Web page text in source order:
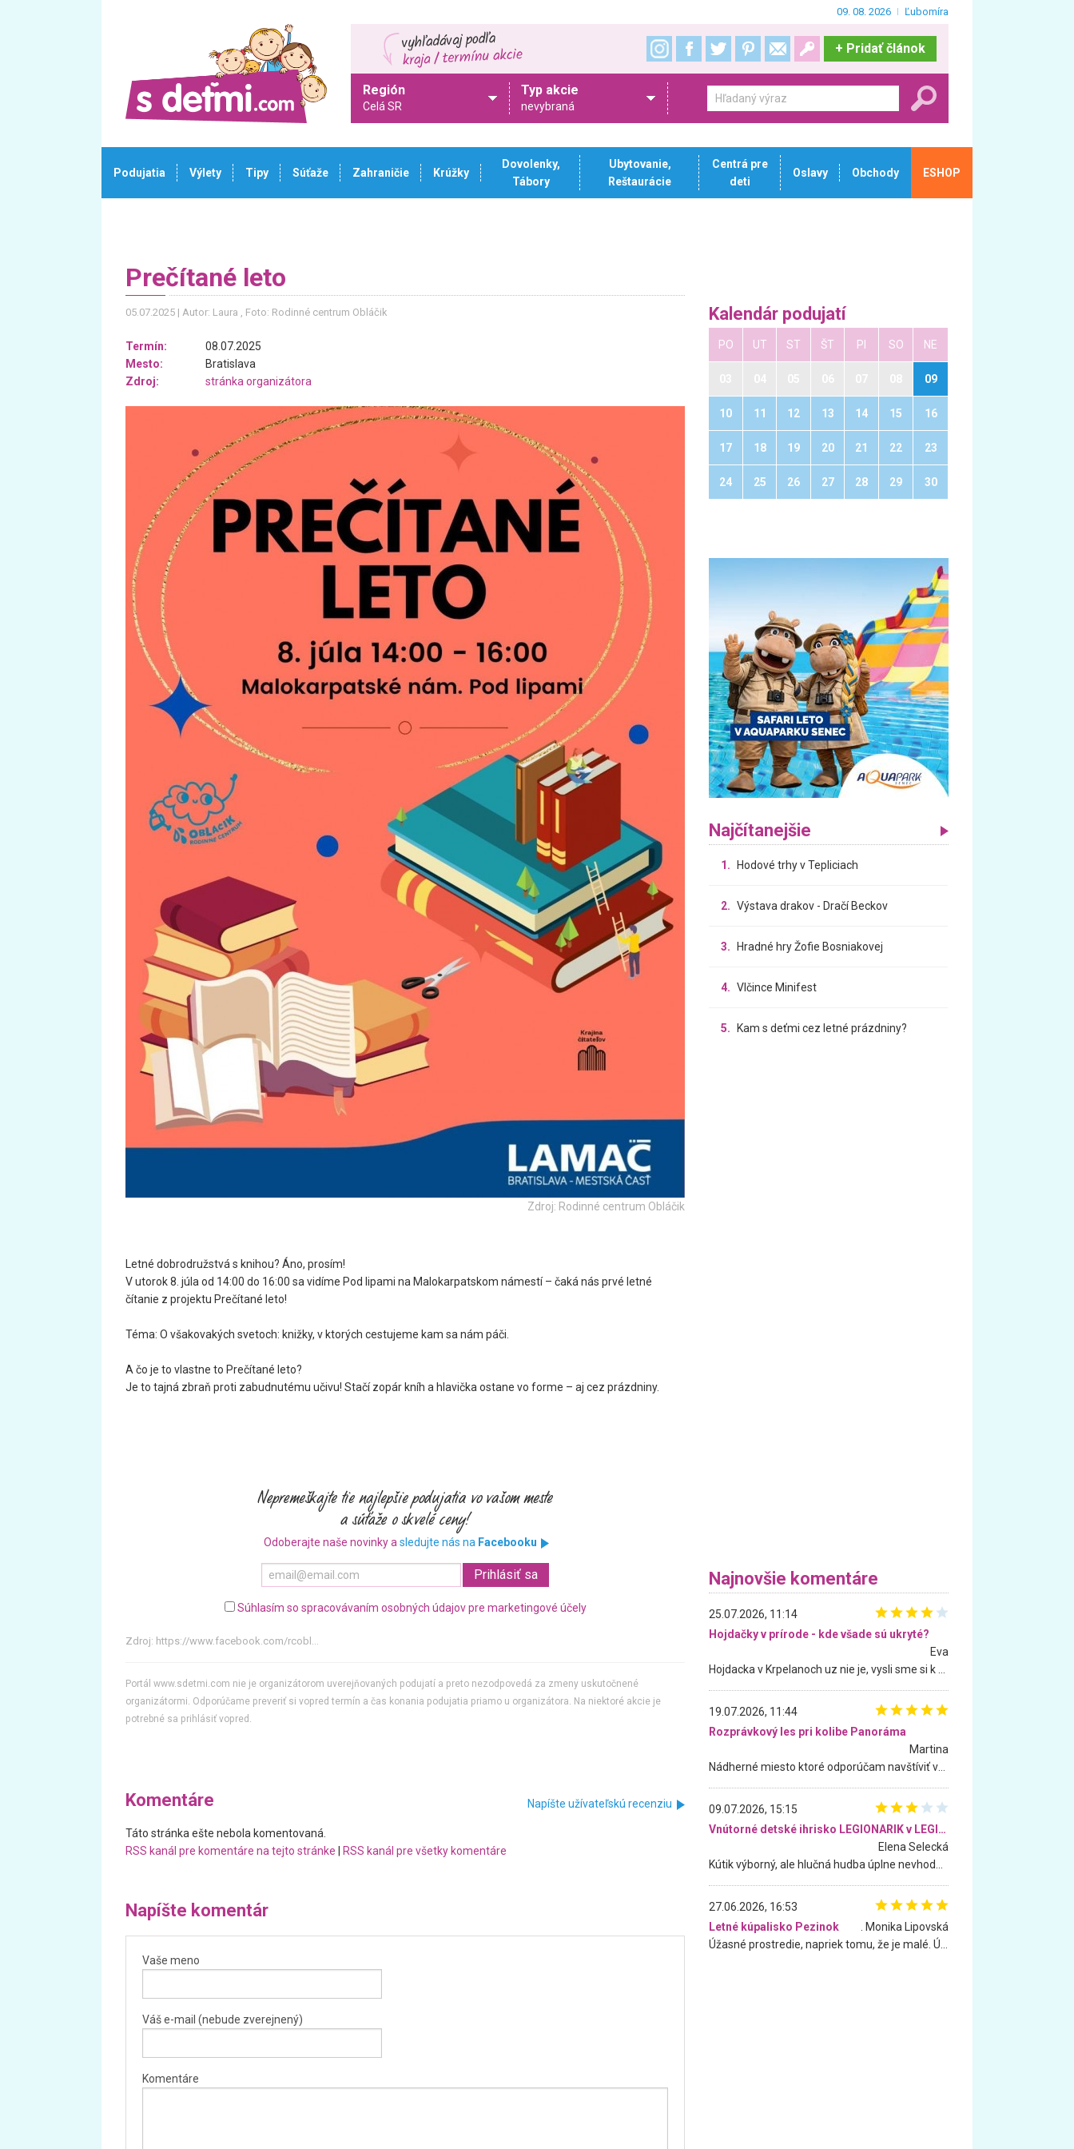
09. 08. 2026 Ľubomíra
+ Pridať článok
Región
Celá SR
Typ akcie
nevybraná
Podujatia Výlety Tipy Súťaže Zahraničie Krúžky
Dovolenky,
Tábory
Ubytovanie,
Reštaurácie
Centrá pre
deti
Oslavy Obchody ESHOP
Prečítané leto
05.07.2025 Autor: Laura , Foto: Rodinné centrum Obláčik
Termín:
08.07.2025
Mesto:
Bratislava
Zdroj:
stránka organizátora
Zdroj: Rodinné centrum Obláčik
Letné dobrodružstvá s knihou? Áno, prosím!
V utorok 8. júla od 14:00 do 16:00 sa vidíme Pod lipami na Malokarpatskom námestí – čaká nás prvé letné
čítanie z projektu Prečítané leto!
Téma: O všakovakých svetoch: knižky, v ktorých cestujeme kam sa nám páči.
A čo je to vlastne to Prečítané leto?
Je to tajná zbraň proti zabudnutému učivu! Stačí zopár kníh a hlavička ostane vo forme – aj cez prázdniny.
Odoberajte naše novinky a sledujte nás na Facebooku
Súhlasím so spracovávaním osobných údajov pre marketingové účely
Zdroj: https://www.facebook.com/rcobl...
Portál www.sdetmi.com nie je organizátorom uverejňovaných podujatí a preto nezodpovedá za zmeny uskutočnené
organizátormi. Odporúčame preveriť si vopred termín a čas konania podujatia priamo u organizátora. Na niektoré akcie je
potrebné sa prihlásiť vopred.
Komentáre Napíšte užívateľskú recenziu
Táto stránka ešte nebola komentovaná.
RSS kanál pre komentáre na tejto stránke
RSS kanál pre všetky komentáre
Napíšte komentár
Vaše meno
Váš e-mail (nebude zverejnený)
Komentáre
Kalendár podujatí
PO UT ST ŠT PI SO NE
09
10 11 12 13 14 15 16
17 18 19 20 21 22 23
24 25 26 27 28 29 30
Najčítanejšie
1. Hodové trhy v Tepliciach
2. Výstava drakov - Dračí Beckov
3. Hradné hry Žofie Bosniakovej
4. Vlčince Minifest
5. Kam s deťmi cez letné prázdniny?
Najnovšie komentáre
25.07.2026, 11:14
Hojdačky v prírode - kde všade sú ukryté?
Eva
19.07.2026, 11:44
Rozprávkový les pri kolibe Panoráma
Martina
09.07.2026, 15:15
Vnútorné detské ihrisko LEGIONARIK v LEGIA Fitness
Elena Selecká
27.06.2026, 16:53
Letné kúpalisko Pezinok
. Monika Lipovská